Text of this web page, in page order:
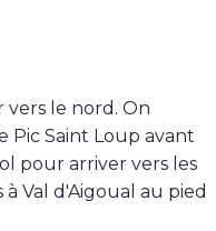
le nord. On
Saint Loup avant
pour arriver vers les
Val d'Aigoual au pied